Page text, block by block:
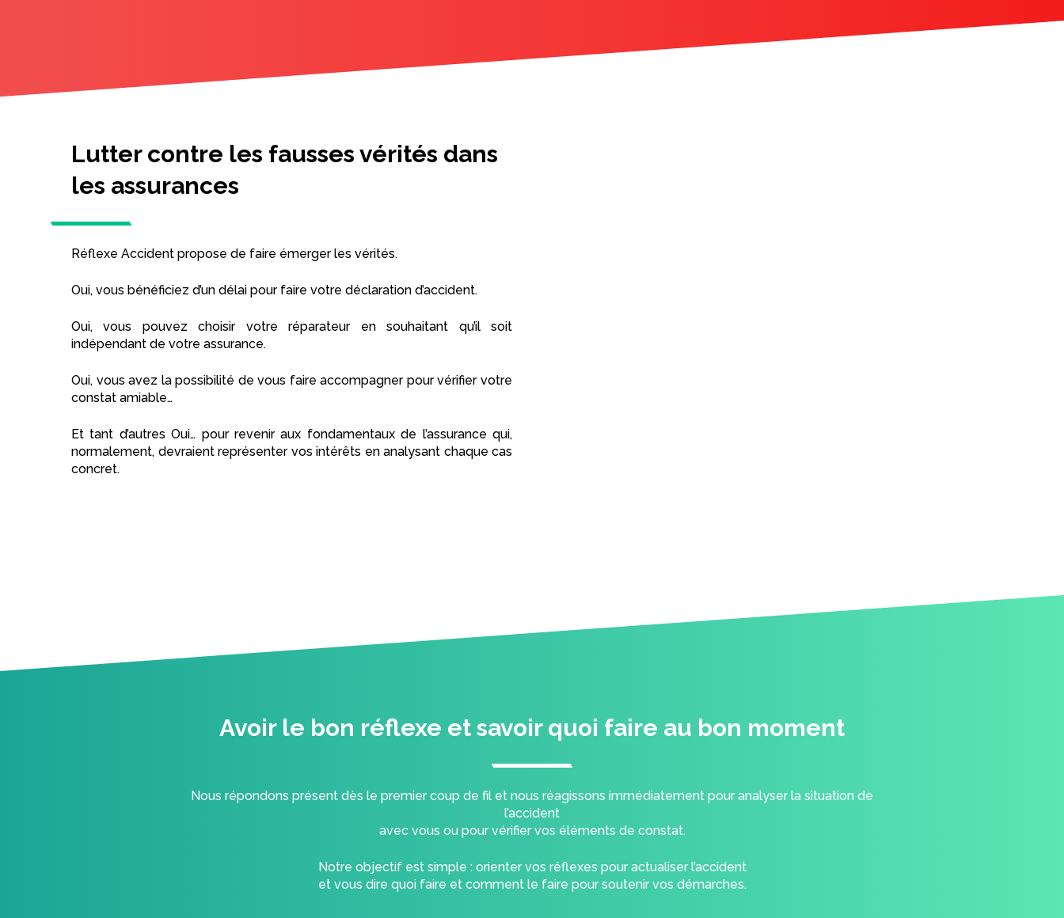
Lutter contre les fausses vérités dans
les assurances
Réflexe Accident propose de faire émerger les vérités.
Oui, vous bénéficiez d’un délai pour faire votre déclaration d’accident.
Oui, vous pouvez choisir votre réparateur en souhaitant qu’il soit
indépendant de votre assurance.
Oui, vous avez la possibilité de vous faire accompagner pour vérifier votre
constat amiable…
Et tant d’autres Oui… pour revenir aux fondamentaux de l’assurance qui,
normalement, devraient représenter vos intérêts en analysant chaque cas
concret.
Avoir le bon réflexe et savoir quoi faire au bon moment
Nous répondons présent dès le premier coup de fil et nous réagissons immédiatement pour analyser la situation de
l’accident
avec vous ou pour vérifier vos éléments de constat.
Notre objectif est simple : orienter vos réflexes pour actualiser l’accident
et vous dire quoi faire et comment le faire pour soutenir vos démarches.